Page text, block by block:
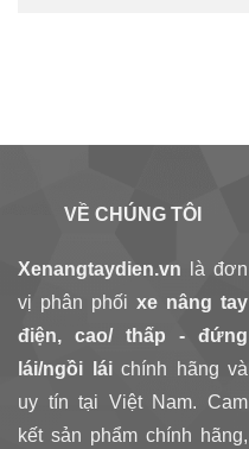
VỀ CHÚNG TÔI
Xenangtaydien.vn là đơn
vị phân phối xe nâng tay
điện, cao/ thấp - đứng
lái/ngồi láichính hãng và
uy tín tại Việt Nam. Cam
kết sản phẩm chính hãng,